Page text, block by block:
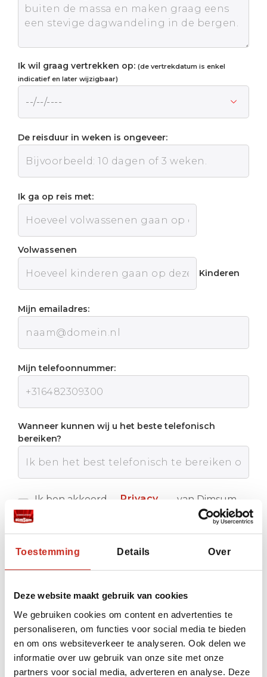
Toestemming Details Over
Deze website maakt gebruik van cookies
We gebruiken cookies om content en advertenties te
personaliseren, om functies voor social media te bieden
en om ons websiteverkeer te analyseren. Ook delen we
informatie over uw gebruik van onze site met onze
partners voor social media, adverteren en analyse. Deze
Ik wil graag vertrekken op: (de vertrekdatum is enkel
indicatief en later wijzigbaar)
De reisduur in weken is ongeveer:
Ik ga op reis met:
Volwassenen
Kinderen
Mijn emailadres:
Mijn telefoonnummer:
Wanneer kunnen wij u het beste telefonisch
bereiken?
Ik ben akkoord
Privacy
van Dimsum
Reizen
Verstuur